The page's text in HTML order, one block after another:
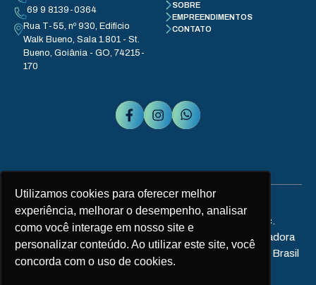
Utilizamos cookies para oferecer melhor
experiência, melhorar o desempenho, analisar
como você interage em nosso site e
personalizar conteúdo. Ao utilizar este site, você
concorda com o uso de cookies.
69 9 8139-0364
Rua T-55, nº 930, Edifício
Walk Bueno, Sala 1.801 - St.
Bueno, Goiânia - GO, 74215-
170
SOBRE
EMPREENDIMENTOS
CONTATO
Copyright © 2025 Água Santa Incorporadora Inc.
Todos os direitos reservados. Agua Santa Incorporadora
LTDA. CNPJ: 042.230.83.0001-39 Goiânia | Goiás | Brasil